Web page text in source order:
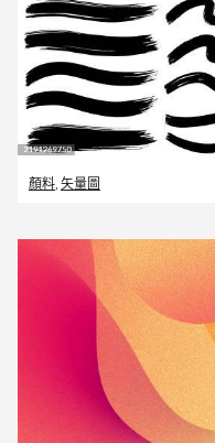
顏料 矢量圖